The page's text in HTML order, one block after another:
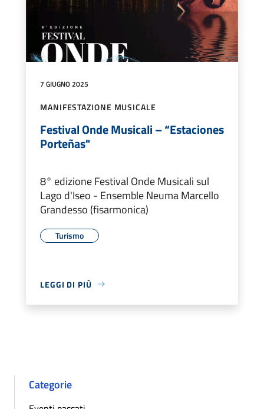
7 GIUGNO 2025
MANIFESTAZIONE MUSICALE
Festival Onde Musicali – “Estaciones
Porteñas"
8° edizione Festival Onde Musicali sul
Lago d'Iseo - Ensemble Neuma Marcello
Grandesso (fisarmonica)
Turismo
LEGGI DI PIÙ
Categorie